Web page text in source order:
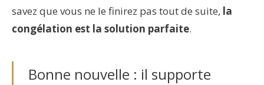
savez que vous ne le finirez pas tout de suite, la
congélation est la solution parfaite.
Bonne nouvelle : il supporte